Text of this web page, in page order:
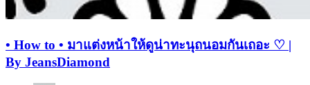
• How to • มาแต่งหน้าให้ดูน่าทะนุถนอมกันเถอะ ♡ |
By JeansDiamond